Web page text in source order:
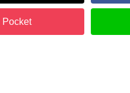
Pocket